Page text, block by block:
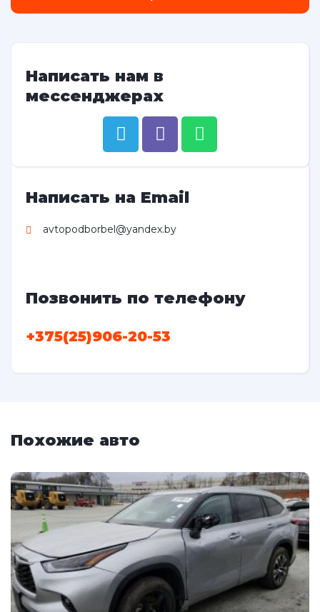
Написать нам в
мессенджерах
Написать на Email
avtopodborbel@yandex.by
Позвонить по телефону
+375(25)906-20-53
Похожие авто